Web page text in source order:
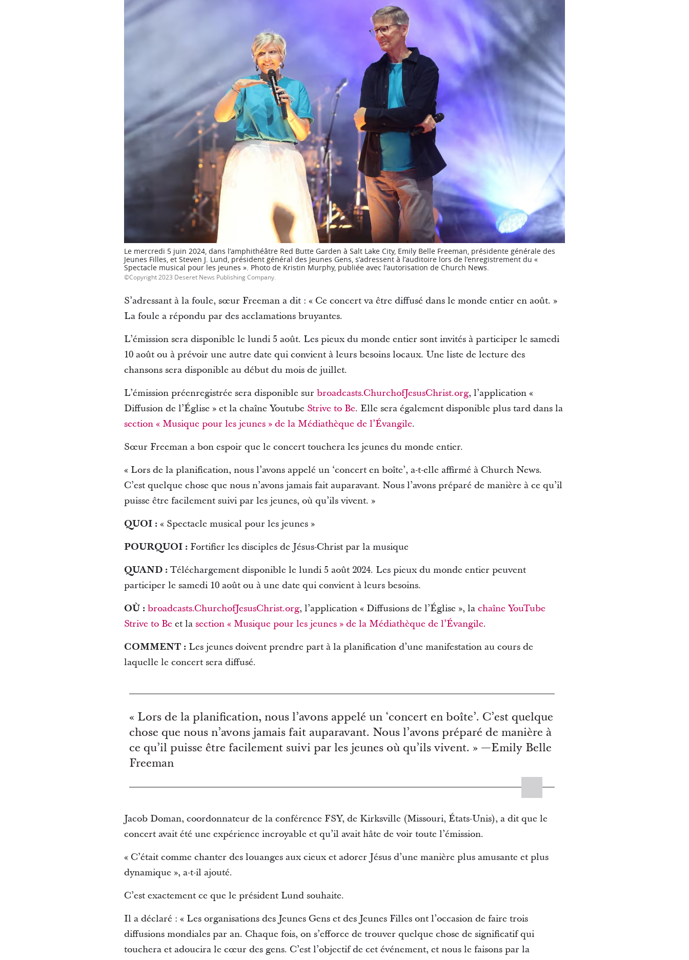
Le mercredi 5 juin 2024, dans l’amphithéâtre Red Butte Garden à Salt Lake City, Emily Belle Freeman, présidente générale des
Jeunes Filles, et Steven J. Lund, président général des Jeunes Gens, s’adressent à l’auditoire lors de l’enregistrement du «
Spectacle musical pour les jeunes ». Photo de Kristin Murphy, publiée avec l’autorisation de Church News.
Copyright 2023 Deseret News Publishing Company.
S’adressant à la foule, sœur Freeman a dit : « Ce concert va être diffusé dans le monde entier en août. »
La foule a répondu par des acclamations bruyantes.
L’émission sera disponible le lundi 5 août. Les pieux du monde entier sont invités à participer le samedi
10 août ou à prévoir une autre date qui convient à leurs besoins locaux. Une liste de lecture des
chansons sera disponible au début du mois de juillet.
L’émission préenregistrée sera disponible sur broadcasts.ChurchofJesusChrist.org, l’application «
Diffusion de l’Église » et la chaîne Youtube Strive to Be. Elle sera également disponible plus tard dans la
section « Musique pour les jeunes » de la Médiathèque de l’Évangile.
Sœur Freeman a bon espoir que le concert touchera les jeunes du monde entier.
« Lors de la planification, nous l’avons appelé un ‘concert en boîte’, a-t-elle affirmé à Church News.
C’est quelque chose que nous n’avons jamais fait auparavant. Nous l’avons préparé de manière à ce qu’il
puisse être facilement suivi par les jeunes, où qu’ils vivent. »
QUOI :« Spectacle musical pour les jeunes »
POURQUOI :Fortifier les disciples de Jésus-Christ par la musique
QUAND :Téléchargement disponible le lundi 5 août 2024. Les pieux du monde entier peuvent
participer le samedi 10 août ou à une date qui convient à leurs besoins.
OÙ : broadcasts.ChurchofJesusChrist.org, l’application « Diffusions de l’Église », la chaîne YouTube
Strive to Be et la section « Musique pour les jeunes » de la Médiathèque de l’Évangile.
COMMENT :Les jeunes doivent prendre part à la planification d’une manifestation au cours de
laquelle le concert sera diffusé.
« Lors de la planification, nous l’avons appelé un ‘concert en boîte’. C’est quelque
chose que nous n’avons jamais fait auparavant. Nous l’avons préparé de manière à
ce qu’il puisse être facilement suivi par les jeunes où qu’ils vivent. » —Emily Belle
Freeman
Jacob Doman, coordonnateur de la conférence FSY, de Kirksville (Missouri, États-Unis), a dit que le
concert avait été une expérience incroyable et qu’il avait hâte de voir toute l’émission.
« C’était comme chanter des louanges aux cieux et adorer Jésus d’une manière plus amusante et plus
dynamique », a-t-il ajouté.
C’est exactement ce que le président Lund souhaite.
Il a déclaré : « Les organisations des Jeunes Gens et des Jeunes Filles ont l’occasion de faire trois
diffusions mondiales par an. Chaque fois, on s’efforce de trouver quelque chose de significatif qui
touchera et adoucira le cœur des gens. C’est l’objectif de cet événement, et nous le faisons par la